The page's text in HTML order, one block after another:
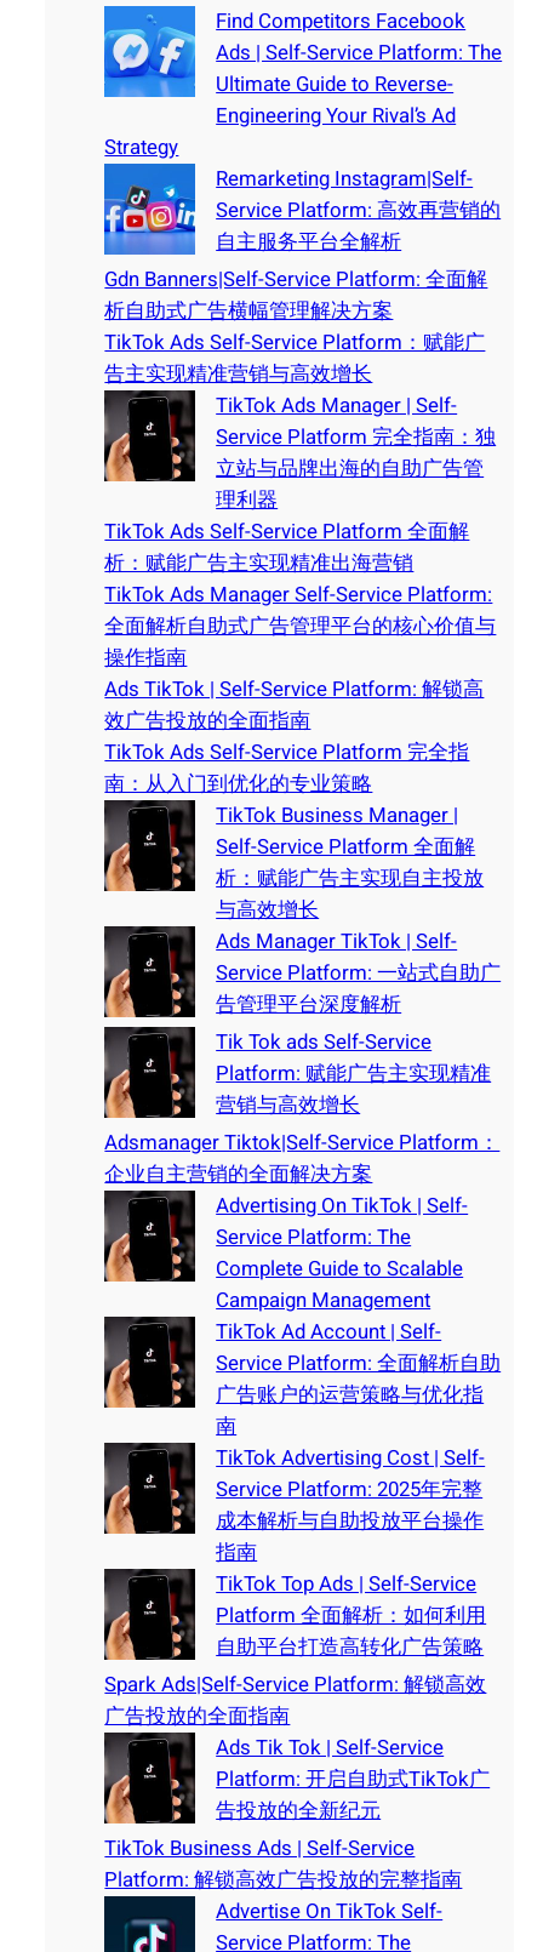
Find Competitors Facebook
Ads | Self-Service Platform: The
Ultimate Guide to Reverse-
Engineering Your Rival’s Ad
Strategy
Remarketing Instagram|Self-
Service Platform: 高效再营销的
自主服务平台全解析
Gdn Banners|Self-Service Platform: 全面解
析自助式广告横幅管理解决方案
TikTok Ads Self-Service Platform：赋能广
告主实现精准营销与高效增长
TikTok Ads Manager | Self-
Service Platform 完全指南：独
立站与品牌出海的自助广告管
理利器
TikTok Ads Self-Service Platform 全面解
析：赋能广告主实现精准出海营销
TikTok Ads Manager Self-Service Platform:
全面解析自助式广告管理平台的核心价值与
操作指南
Ads TikTok | Self-Service Platform: 解锁高
效广告投放的全面指南
TikTok Ads Self-Service Platform 完全指
南：从入门到优化的专业策略
TikTok Business Manager |
Self-Service Platform 全面解
析：赋能广告主实现自主投放
与高效增长
Ads Manager TikTok | Self-
Service Platform: 一站式自助广
告管理平台深度解析
Tik Tok ads Self-Service
Platform: 赋能广告主实现精准
营销与高效增长
Adsmanager Tiktok|Self-Service Platform：
企业自主营销的全面解决方案
Advertising On TikTok | Self-
Service Platform: The
Complete Guide to Scalable
Campaign Management
TikTok Ad Account | Self-
Service Platform: 全面解析自助
广告账户的运营策略与优化指
南
TikTok Advertising Cost | Self-
Service Platform: 2025年完整
成本解析与自助投放平台操作
指南
TikTok Top Ads | Self-Service
Platform 全面解析：如何利用
自助平台打造高转化广告策略
Spark Ads|Self-Service Platform: 解锁高效
广告投放的全面指南
Ads Tik Tok | Self-Service
Platform: 开启自助式TikTok广
告投放的全新纪元
TikTok Business Ads | Self-Service
Platform: 解锁高效广告投放的完整指南
Advertise On TikTok Self-
Service Platform: The